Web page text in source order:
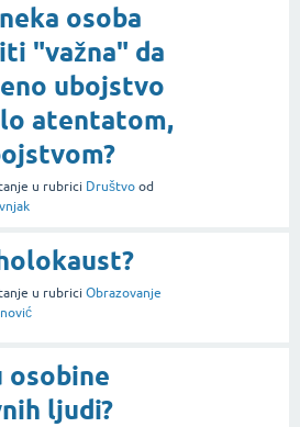
osoba
"važna" da
ubojstvo
atentatom,
u rubrici Društvo od
u rubrici Obrazovanje
osobine
ljudi?